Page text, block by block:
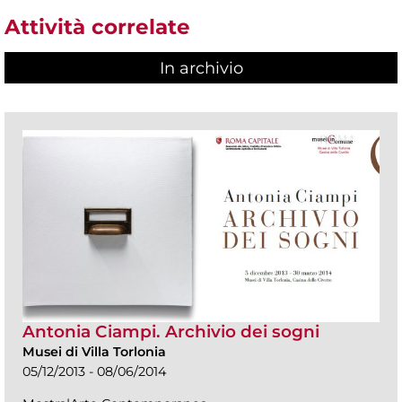
Attività correlate
In archivio
Antonia Ciampi. Archivio dei sogni
Musei di Villa Torlonia
05/12/2013 - 08/06/2014